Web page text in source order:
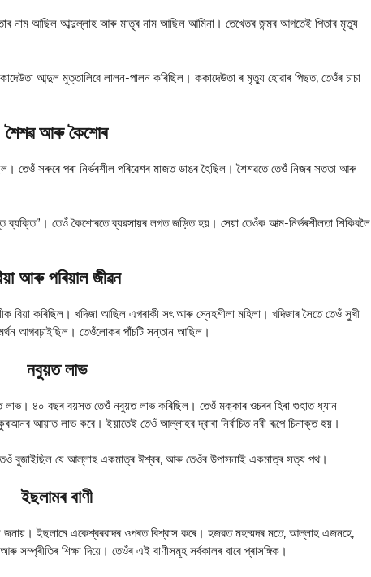
নাম আছিল আব্দুল্লাহ আৰু মাতৃৰ নাম আছিল আমিনা। তেখেতৰ জন্মৰ আগতেই পিতাৰ মৃত্যু
আব্দুল মুত্তালিবে লালন-পালন কৰিছিল। ককাদেউতা ৰ মৃত্যু হোৱাৰ পিছত, তেওঁৰ চাচা
শৈশৱ আৰু কৈশোৰ
সৰুৰে পৰা নিৰ্ভৰশীল পৰিৱেশৰ মাজত ডাঙৰ হৈছিল। শৈশৱতে তেওঁ নিজৰ সততা আৰু
ব্যক্তি”। তেওঁ কৈশোৰতে ব্যৱসায়ৰ লগত জড়িত হয়। সেয়া তেওঁক আত্ম-নিৰ্ভৰশীলতা শিকিবলৈ
আৰু পৰিয়াল জীৱন
বিয়া কৰিছিল। খদিজা আছিল এগৰাকী সৎ আৰু স্নেহশীলা মহিলা। খদিজাৰ সৈতে তেওঁ সুখী
আগবঢ়াইছিল। তেওঁলোকৰ পাঁচটি সন্তান আছিল।
নবুয়ত লাভ
৪০ বছৰ বয়সত তেওঁ নবুয়ত লাভ কৰিছিল। তেওঁ মক্কাৰ ওচৰৰ হিৰা গুহাত ধ্যান
আয়াত লাভ কৰে। ইয়াতেই তেওঁ আল্লাহৰ দ্বাৰা নিৰ্বাচিত নবী ৰূপে চিনাক্ত হয়।
বুজাইছিল যে আল্লাহ একমাত্ৰ ঈশ্বৰ, আৰু তেওঁৰ উপাসনাই একমাত্ৰ সত্য পথ।
ইছলামৰ বাণী
ইছলামে একেশ্বৰবাদৰ ওপৰত বিশ্বাস কৰে। হজরত মহম্মদৰ মতে, আল্লাহ এজনহে,
শিক্ষা দিয়ে। তেওঁৰ এই বাণীসমূহ সৰ্বকালৰ বাবে প্ৰাসঙ্গিক।